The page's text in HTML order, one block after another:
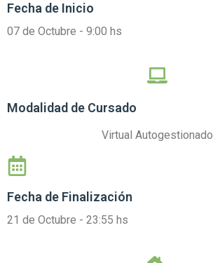
Fecha de Inicio
07 de Octubre - 9:00 hs
Modalidad de Cursado
Virtual Autogestionado
Fecha de Finalización
21 de Octubre - 23:55 hs